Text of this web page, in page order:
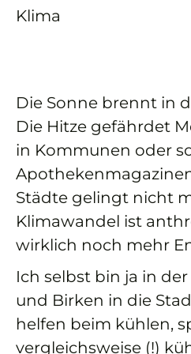
Klima
Die Sonne brennt in
Die Hitze gefährdet
in Kommunen oder
Städte gelingt nicht
Klimawandel ist
wirklich noch mehr
Ich selbst bin ja in
und Birken in die
helfen beim kühlen,
vergleichsweise (!)